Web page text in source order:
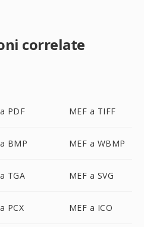
correlate
PDF MEF a TIFF
BMP MEF a WBMP
TGA MEF a SVG
PCX MEF a ICO